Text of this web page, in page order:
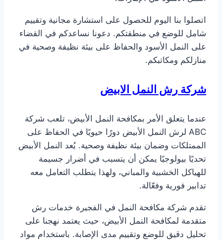
اتصلوا بنا اليوم للحصول على استشارة مجانية وتقييم
شامل للوضع في منطقتكم. دعونا نساعدكم في القضاء
على النمل الأسود والحفاظ على بيئة نظيفة وصحية في
منازلكم ومكاتبكم.
شركة رش النمل الابيض
عندما يتعلق الأمر بمكافحة النمل الأبيض، تلعب شركة
ABC لرش النمل الأبيض دورًا حيويًا في الحفاظ على
الممتلكات وضمان بيئة نظيفة وصحية. يُعد النمل الأبيض
تحديًا بيولوجيًا يمكن أن يتسبب في أضرار جسيمة
للهياكل الخشبية والمباني، ولهذا يتطلب التعامل معه
تدابير فورية وفعّالة.
تقدم شركة مكافحة النمل في الفجيرة خدمات رش
متقدمة لمكافحة النمل الأبيض، حيث يعتمد نهجنا على
تحليل دقيق للوضع وتقييم مدى الإصابة. باستخدام مواد